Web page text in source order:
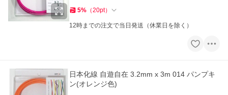
5% （20pt）
12時までの注文で当日発送（休業日を除く）
日本化線 自遊自在 3.2mm x 3m 014 パンプキ
ン(オレンジ色)